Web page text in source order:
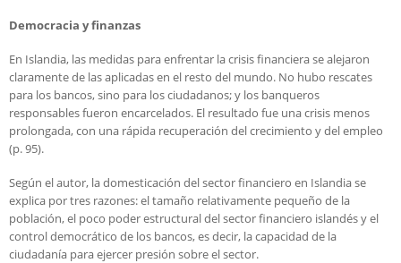
Democracia y finanzas
En Islandia, las medidas para enfrentar la crisis financiera se alejaron
claramente de las aplicadas en el resto del mundo. No hubo rescates
para los bancos, sino para los ciudadanos; y los banqueros
responsables fueron encarcelados. El resultado fue una crisis menos
prolongada, con una rápida recuperación del crecimiento y del empleo
(p. 95).
Según el autor, la domesticación del sector financiero en Islandia se
explica por tres razones: el tamaño relativamente pequeño de la
población, el poco poder estructural del sector financiero islandés y el
control democrático de los bancos, es decir, la capacidad de la
ciudadanía para ejercer presión sobre el sector.